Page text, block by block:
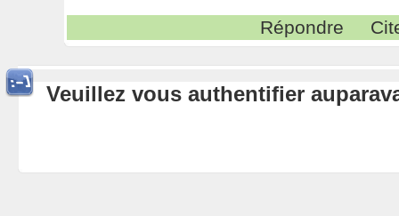
Répondre
Veuillez vous authentifier